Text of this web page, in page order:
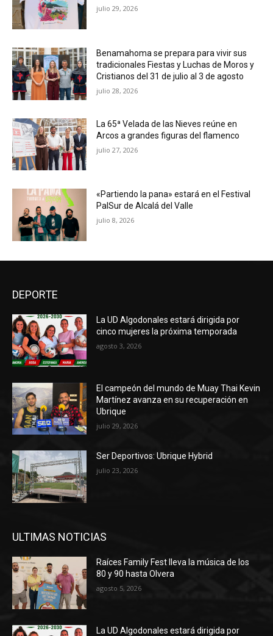
julio 29, 2026
Benamahoma se prepara para vivir sus
tradicionales Fiestas y Luchas de Moros y
Cristianos del 31 de julio al 3 de agosto
julio 28, 2026
La 65ª Velada de las Nieves reúne en
Arcos a grandes figuras del flamenco
julio 27, 2026
«Partiendo la pana» estará en el Festival
PalSur de Alcalá del Valle
julio 8, 2026
DEPORTE
La UD Algodonales estará dirigida por
cinco mujeres la próxima temporada
agosto 3, 2026
El campeón del mundo de Muay Thai Kevin
Martínez avanza en su recuperación en
Ubrique
julio 29, 2026
Ser Deportivos: Ubrique Hybrid
julio 23, 2026
ULTIMAS NOTICIAS
Raíces Family Fest lleva la música de los
80 y 90 hasta Olvera
agosto 5, 2026
La UD Algodonales estará dirigida por